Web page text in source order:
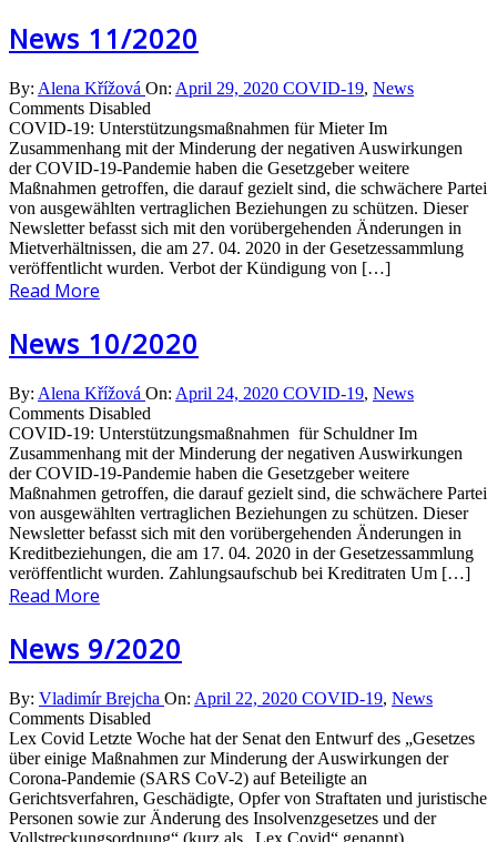
News 11/2020
By: Alena Křížová On: April 29, 2020 COVID-19, News
Comments Disabled
COVID-19: Unterstützungsmaßnahmen für Mieter Im
Zusammenhang mit der Minderung der negativen Auswirkungen
der COVID-19-Pandemie haben die Gesetzgeber weitere
Maßnahmen getroffen, die darauf gezielt sind, die schwächere Partei
von ausgewählten vertraglichen Beziehungen zu schützen. Dieser
Newsletter befasst sich mit den vorübergehenden Änderungen in
Mietverhältnissen, die am 27. 04. 2020 in der Gesetzessammlung
veröffentlicht wurden. Verbot der Kündigung von […]
Read More
News 10/2020
By: Alena Křížová On: April 24, 2020 COVID-19, News
Comments Disabled
COVID-19: Unterstützungsmaßnahmen für Schuldner Im
Zusammenhang mit der Minderung der negativen Auswirkungen
der COVID-19-Pandemie haben die Gesetzgeber weitere
Maßnahmen getroffen, die darauf gezielt sind, die schwächere Partei
von ausgewählten vertraglichen Beziehungen zu schützen. Dieser
Newsletter befasst sich mit den vorübergehenden Änderungen in
Kreditbeziehungen, die am 17. 04. 2020 in der Gesetzessammlung
veröffentlicht wurden. Zahlungsaufschub bei Kreditraten Um […]
Read More
News 9/2020
By: Vladimír Brejcha On: April 22, 2020 COVID-19, News
Comments Disabled
Lex Covid Letzte Woche hat der Senat den Entwurf des „Gesetzes
über einige Maßnahmen zur Minderung der Auswirkungen der
Corona-Pandemie (SARS CoV-2) auf Beteiligte an
Gerichtsverfahren, Geschädigte, Opfer von Straftaten und juristische
Personen sowie zur Änderung des Insolvenzgesetzes und der
Vollstreckungsordnung“ (kurz als „Lex Covid“ genannt)